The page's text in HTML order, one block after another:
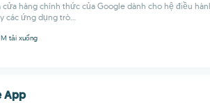
cửa hàng chính thức của Google dành cho hệ điều
các ứng dụng trò...
tải xuống
App